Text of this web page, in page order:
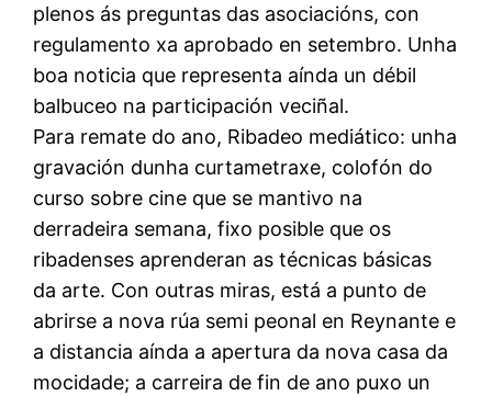
plenos ás preguntas das asociacións, con
regulamento xa aprobado en setembro. Unha
boa noticia que representa aínda un débil
balbuceo na participación veciñal.
Para remate do ano, Ribadeo mediático: unha
gravación dunha curtametraxe, colofón do
curso sobre cine que se mantivo na
derradeira semana, fixo posible que os
ribadenses aprenderan as técnicas básicas
da arte. Con outras miras, está a punto de
abrirse a nova rúa semi peonal en Reynante e
a distancia aínda a apertura da nova casa da
mocidade; a carreira de fin de ano puxo un